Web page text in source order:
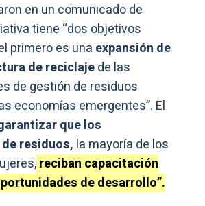
en un comunicado de
tiene “dos objetivos
primero es una expansión de
de reciclajede las
de gestión de residuos
economías emergentes”. El
que los
residuos, la mayoría de los
reciban capacitación
de desarrollo”.